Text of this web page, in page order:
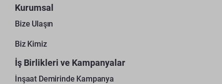
Kurumsal
Bize Ulaşın
Biz Kimiz
İş Birlikleri ve Kampanyalar
İnşaat Demirinde Kampanya